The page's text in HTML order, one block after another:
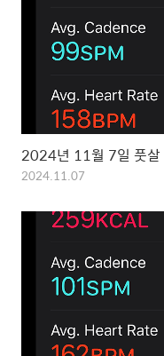
2024년 11월 7일 풋살
2024.11.07